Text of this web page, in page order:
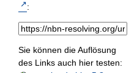
:
Sie können die Auflösung
des Links auch hier testen: